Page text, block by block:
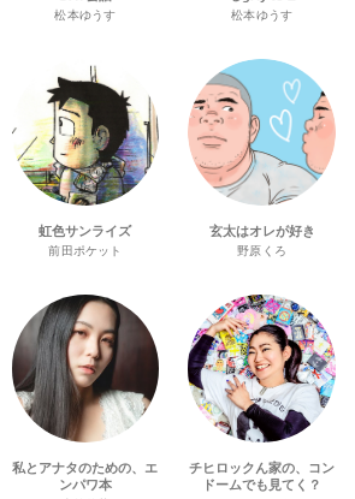
松本ゆうす 松本ゆうす
虹色サンライズ
前田ポケット
玄太はオレが好き
野原くろ
私とアナタのための、エ
ンパワ本
チヒロックん家の、コン
ドームでも見てく？